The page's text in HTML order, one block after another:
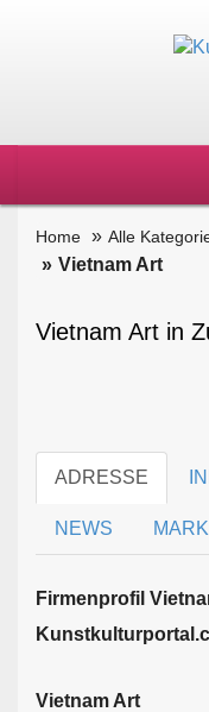
Home Alle
Vietnam Art
Vietnam Art in
ADRESSE
NEWS
Firmen­profil
Vietnam Art